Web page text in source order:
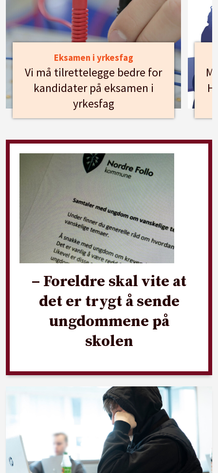
Eksamen i yrkesfag
Vi må tilrettelegge bedre for
kandidater på eksamen i
yrkesfag
– Foreldre skal vite at
det er trygt å sende
ungdommene på
skolen